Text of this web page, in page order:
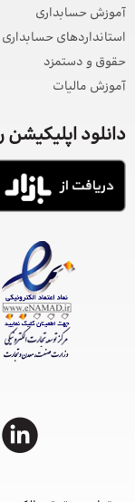
آموزش حسابداری
استانداردهای حسابداری
حقوق و دستمزد
آموزش مالیات
دانلود اپلیکیشن